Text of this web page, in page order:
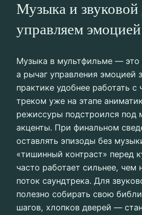
Музыка и звуковой
управляем эмоцией
Музыка в мультфильме —
а рычаг управления эмоцией
практике удобнее работать с
треком уже на этапе
режиссуры подстроился под
акценты. При финальном
оставлять эпизоды без
«тишинный контраст» перед
часто работает сильнее, чем
поток саундтрека. Для
полезно собирать свою
шагов, хлопков дверей —